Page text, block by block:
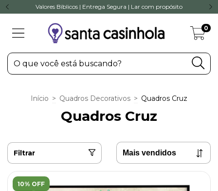
Valores Bíblicos | Entrega Segura | Lar com propósito
0
Início > Quadros Decorativos > Quadros Cruz
Quadros Cruz
Filtrar
10% OFF